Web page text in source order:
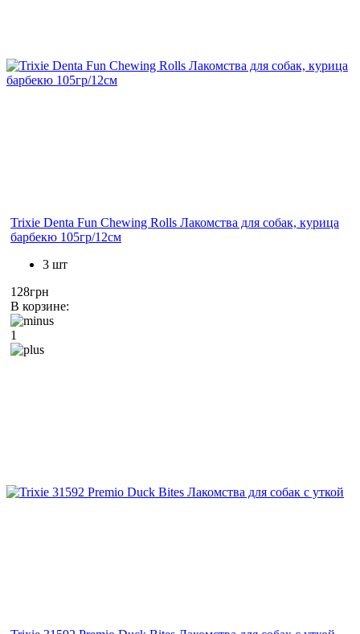
Trixie Denta Fun Chewing Rolls Лакомства для собак, курица
барбекю 105гр/12см
3 шт
128грн
В корзине:
1